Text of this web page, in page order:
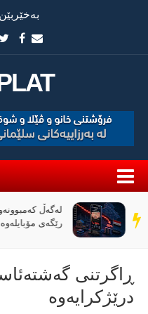
سەر
دێڕ
لەگەڵ
رێگەی مۆبایلەوە 50٪ کەمی کردووە
ڕاگرتنی
درێژكرایەوە